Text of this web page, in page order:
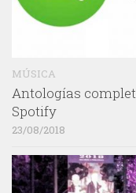
MÚSICA
Antologías
Spotify
23/08/2018